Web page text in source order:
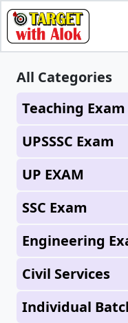
All Categories
Teaching Exam
UPSSSC Exam
UP EXAM
SSC Exam
Engineering
Civil Services
Individual